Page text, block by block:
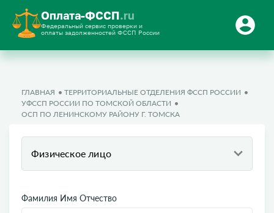
Оплата-ФССП.ru
Федеральный сервис проверки и
оплаты задолженностей ФССП России
ГЛАВНАЯ
ТЕРРИТОРИАЛЬНЫЕ ОТДЕЛЕНИЯ ФССП РОССИИ
УФССП РОССИИ ПО ТОМСКОЙ ОБЛАСТИ
ОСП ПО ЛЕНИНСКОМУ РАЙОНУ Г. ТОМСКА
Физическое лицо
Фамилия Имя Отчество